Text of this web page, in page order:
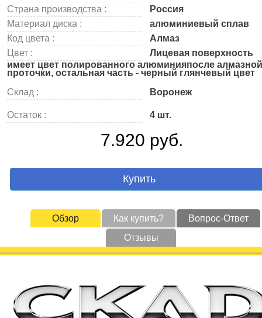
Страна производства :
Россия
Материал диска :
алюминиевый сплав
Код цвета :
Алмаз
Цвет :
Лицевая поверхность
имеет цвет полированного алюминияпосле алмазной
проточки, остальная часть - черный глянчевый цвет
Склад :
Воронеж
Остаток : 4 шт.
7.920 руб.
Купить
Обзор Как купить?
Вопрос-Ответ
Отзывы